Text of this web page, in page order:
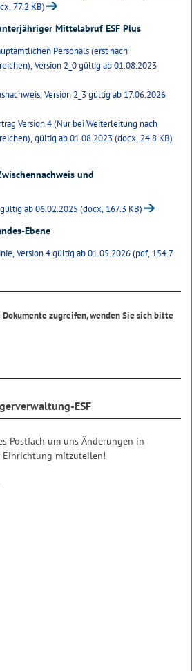
77.2 KB)
Mittelabruf ESF Plus
Personals (erst nach
Version 2_0 gültig ab 01.08.2023
Version 2_3 gültig ab 17.06.2026
Version 4 (Nur bei Weiterleitung nach
gültig ab 01.08.2023 (docx, 24.8 KB)
und
ab 06.02.2025 (docx, 167.3 KB)
Ebene
4 gültig ab 01.05.2026 (pdf, 154.7
zugreifen, wenden Sie sich bitte
ESF
Postfach um uns Änderungen in
Einrichtung mitzuteilen!